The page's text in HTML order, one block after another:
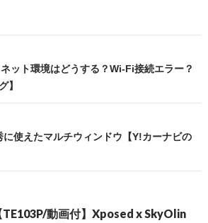
ット環境はどうする？Wi-Fi接続エラー？
】
に使えたマルチウィンドウ【Y!カーナビの
動画付】Xposed x SkyOlin